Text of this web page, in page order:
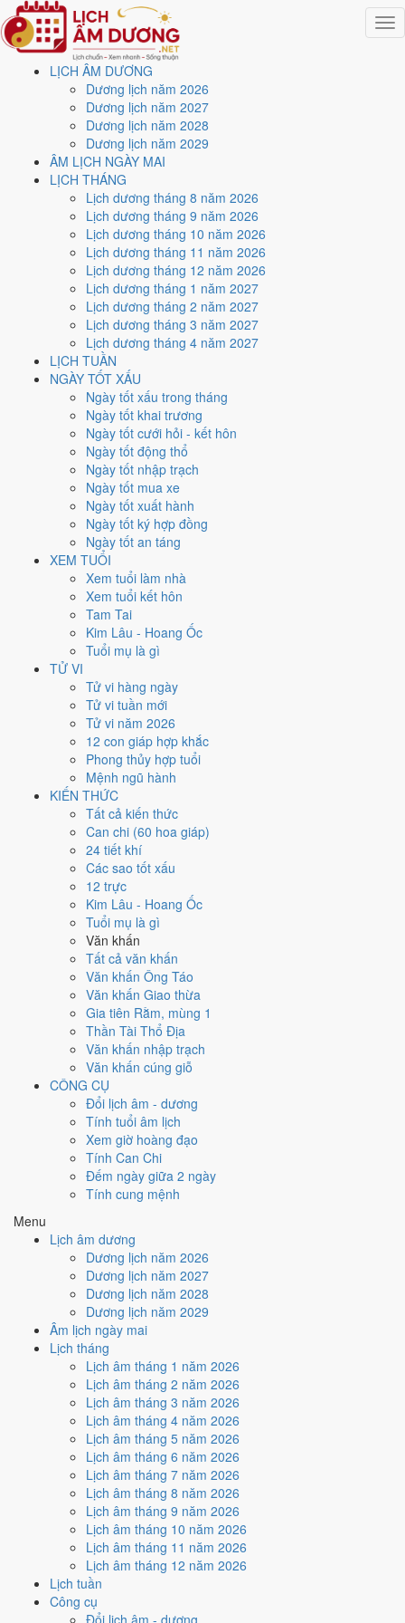
LỊCH ÂM DƯƠNG
Dương lịch năm 2026
Dương lịch năm 2027
Dương lịch năm 2028
Dương lịch năm 2029
ÂM LỊCH NGÀY MAI
LỊCH THÁNG
Lịch dương tháng 8 năm 2026
Lịch dương tháng 9 năm 2026
Lịch dương tháng 10 năm 2026
Lịch dương tháng 11 năm 2026
Lịch dương tháng 12 năm 2026
Lịch dương tháng 1 năm 2027
Lịch dương tháng 2 năm 2027
Lịch dương tháng 3 năm 2027
Lịch dương tháng 4 năm 2027
LỊCH TUẦN
NGÀY TỐT XẤU
Ngày tốt xấu trong tháng
Ngày tốt khai trương
Ngày tốt cưới hỏi - kết hôn
Ngày tốt động thổ
Ngày tốt nhập trạch
Ngày tốt mua xe
Ngày tốt xuất hành
Ngày tốt ký hợp đồng
Ngày tốt an táng
XEM TUỔI
Xem tuổi làm nhà
Xem tuổi kết hôn
Tam Tai
Kim Lâu - Hoang Ốc
Tuổi mụ là gì
TỬ VI
Tử vi hàng ngày
Tử vi tuần mới
Tử vi năm 2026
12 con giáp hợp khắc
Phong thủy hợp tuổi
Mệnh ngũ hành
KIẾN THỨC
Tất cả kiến thức
Can chi (60 hoa giáp)
24 tiết khí
Các sao tốt xấu
12 trực
Kim Lâu - Hoang Ốc
Tuổi mụ là gì
Văn khấn
Tất cả văn khấn
Văn khấn Ông Táo
Văn khấn Giao thừa
Gia tiên Rằm, mùng 1
Thần Tài Thổ Địa
Văn khấn nhập trạch
Văn khấn cúng giỗ
CÔNG CỤ
Đổi lịch âm - dương
Tính tuổi âm lịch
Xem giờ hoàng đạo
Tính Can Chi
Đếm ngày giữa 2 ngày
Tính cung mệnh
Menu
Lịch âm dương
Dương lịch năm 2026
Dương lịch năm 2027
Dương lịch năm 2028
Dương lịch năm 2029
Âm lịch ngày mai
Lịch tháng
Lịch âm tháng 1 năm 2026
Lịch âm tháng 2 năm 2026
Lịch âm tháng 3 năm 2026
Lịch âm tháng 4 năm 2026
Lịch âm tháng 5 năm 2026
Lịch âm tháng 6 năm 2026
Lịch âm tháng 7 năm 2026
Lịch âm tháng 8 năm 2026
Lịch âm tháng 9 năm 2026
Lịch âm tháng 10 năm 2026
Lịch âm tháng 11 năm 2026
Lịch âm tháng 12 năm 2026
Lịch tuần
Công cụ
Đổi lịch âm - dương
Trang chủ
Lịch năm 2024
Tháng 11/2024
Ngày 7/11/2024 (Ất Hợi)
Xem ngày7/11/2024
lịch - Ngày 7/10 âm lịch (Ất
Hợi) tốt hay xấu?
Ngày 7/11/2024 dương lịch (Thứ Năm) là ngày 7/10/2024 âm lịch
Ất Hợi- Chi sinh Can, Trực Kiến, Sao Tỉnh, nạp âm Sơn Đầu
Hỏa. Tổng hòa, đây làNgày Bình Hòavới điểm trung bình
các việc quan trọng. Giờ Hoàng Đạo trong ngày:
Mùi, Tuất, Hợi.
Ngày Dương
Tháng 11 năm 2024
Tháng 10 âm năm 2024
Tiết Lập Đông
Bính Tý
Giáp Thìn
Ngày Ất Hợi có TrựcKiến(ngày khởi sự, mở đầu) nhưng gặp Sao
Quang (Thiên Đức) hoàng đạo
Ngày Bình Hòa , phù hợp với công việc thường ngày.
Mão, Mùi, Dầnhợp ngày; tuổi
Ngày 7/11/2024 tốt hay xấu cho
việc gì?
Ngày 7/11/2024 đạt6.0/10 trung bình cho 7 việc chính: cao nhất là
Cúng tế - lễ chùa (8/10)
Trực Kiến (ngày khởi sự, mở đầu) nhưng gặp Sao Bảo Quang (Thiên
Đức) hoàng đạo nên điểm từng việc chênh nhau như bảng dưới.
Cưới hỏi - đính hôn
Tốt
Cưới hỏi - đính hôn hôm nay ở
Hoàng Đạo.
Cách tính ngày tốt
Khai trương - mở cửa hàng
Tốt
Khai trương - mở cửa hàng hôm nay ở
Ngày Hoàng Đạo.
Cách tính ngày tốt
Ký hợp đồng - giao ước
Tốt
Ký hợp đồng - giao ước hôm nay ở
Ngày Hoàng Đạo.
Cách tính ngày tốt
🏗️
Động thổ - khởi công
Tốt
Động thổ - khởi công hôm nay ở
Hoàng Đạo.
Cách tính ngày tốt
🏡 Nhập trạch - vào nhà mới
Tốt
Nhập trạch - vào nhà mới hôm nay ở
Ngày Hoàng Đạo.
Cách tính ngày tốt
Mua xe - tậu xe
Tốt
Mua xe - tậu xe hôm nay ởmức tốt (6/10)
Hoàng Đạo.
Cách tính ngày tốt
Xuất hành - đi xa
Tốt
Xuất hành - đi xa hôm nay ở
Hoàng Đạo